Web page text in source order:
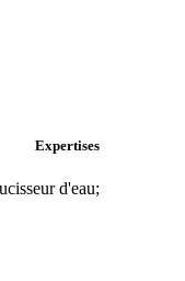
Expertises
d'eau;